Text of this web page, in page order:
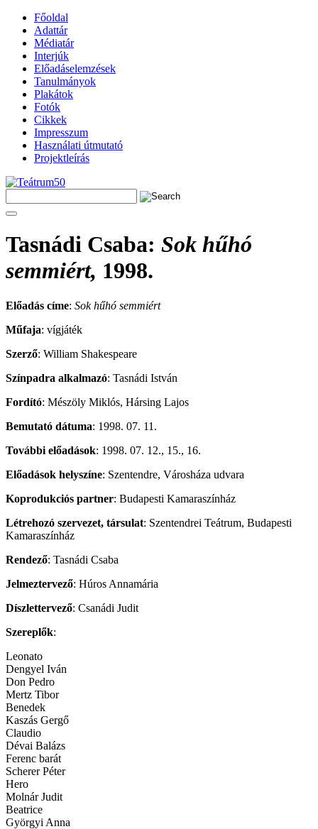
Főoldal
Adattár
Médiatár
Interjúk
Előadáselemzések
Tanulmányok
Plakátok
Fotók
Cikkek
Impresszum
Használati útmutató
Projektleírás
Tasnádi Csaba: Sok hűhó
semmiért, 1998.
Előadás címe: Sok hűhó semmiért
Műfaja: vígjáték
Szerző: William Shakespeare
Színpadra alkalmazó: Tasnádi István
Fordító: Mészöly Miklós, Hársing Lajos
Bemutató dátuma: 1998. 07. 11.
További előadások: 1998. 07. 12., 15., 16.
Előadások helyszíne: Szentendre, Városháza udvara
Koprodukciós partner: Budapesti Kamaraszínház
Létrehozó szervezet, társulat: Szentendrei Teátrum, Budapesti
Kamaraszínház
Rendező: Tasnádi Csaba
Jelmeztervező: Húros Annamária
Díszlettervező: Csanádi Judit
Szereplők:
Leonato
Dengyel Iván
Don Pedro
Mertz Tibor
Benedek
Kaszás Gergő
Claudio
Dévai Balázs
Ferenc barát
Scherer Péter
Hero
Molnár Judit
Beatrice
Györgyi Anna